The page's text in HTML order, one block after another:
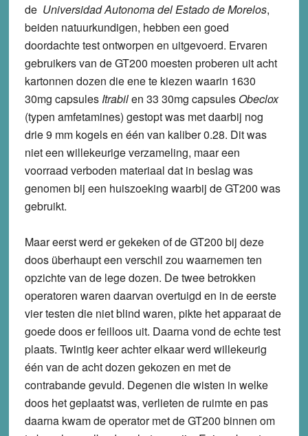
de Universidad Autonoma del Estado de Morelos,
beiden natuurkundigen, hebben een goed
doordachte test ontworpen en uitgevoerd. Ervaren
gebruikers van de GT200 moesten proberen uit acht
kartonnen dozen die ene te kiezen waarin 1630
30mg capsules Itrabilen 33 30mg capsulesObeclox
(typen amfetamines) gestopt was met daarbij nog
drie 9 mm kogels en één van kaliber 0.28. Dit was
niet een willekeurige verzameling, maar een
voorraad verboden materiaal dat in beslag was
genomen bij een huiszoeking waarbij de GT200 was
gebruikt.
Maar eerst werd er gekeken of de GT200 bij deze
doos überhaupt een verschil zou waarnemen ten
opzichte van de lege dozen. De twee betrokken
operatoren waren daarvan overtuigd en in de eerste
vier testen die niet blind waren, pikte het apparaat de
goede doos er feilloos uit. Daarna vond de echte test
plaats. Twintig keer achter elkaar werd willekeurig
één van de acht dozen gekozen en met de
contrabande gevuld. Degenen die wisten in welke
doos het geplaatst was, verlieten de ruimte en pas
daarna kwam de operator met de GT200 binnen om